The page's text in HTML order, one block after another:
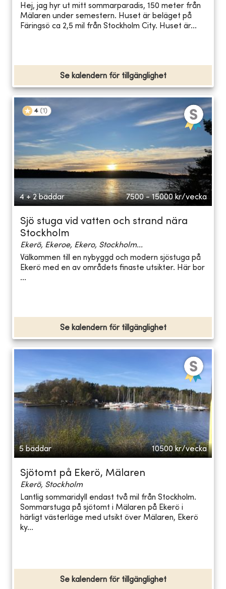
Hej, jag hyr ut mitt sommarparadis, 150 meter från
Mälaren under semestern. Huset är beläget på
Färingsö ca 2,5 mil från Stockholm City. Huset är...
Se kalendern för tillgänglighet
4 (1 )
4 + 2 bäddar 7500 - 15000 kr/vecka
Sjö stuga vid vatten och strand nära
Stockholm
Ekerö, Ekeroe, Ekero, Stockholm...
Välkommen till en nybyggd och modern sjöstuga på
Ekerö med en av områdets finaste utsikter. Här bor
...
Se kalendern för tillgänglighet
5 bäddar 10500 kr/vecka
Sjötomt på Ekerö, Mälaren
Ekerö, Stockholm
Lantlig sommaridyll endast två mil från Stockholm.
Sommarstuga på sjötomt i Mälaren på Ekerö i
härligt västerläge med utsikt över Mälaren, Ekerö
ky...
Se kalendern för tillgänglighet